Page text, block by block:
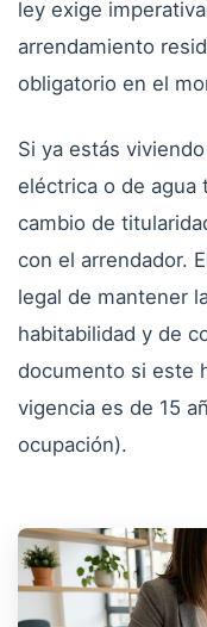
ley exige
arrendamiento
obligatorio en el
Si ya estás
eléctrica o de agua
cambio de
con el arrendador.
legal de mantener
habitabilidad y de
documento si este
vigencia es de 15
ocupación).